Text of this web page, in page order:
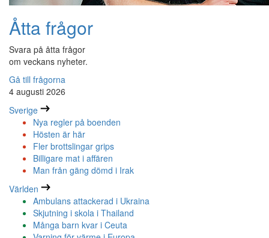
Åtta frågor
Svara på åtta frågor
om veckans nyheter.
Gå till frågorna
4 augusti 2026
Sverige
Nya regler på boenden
Hösten är här
Fler brottslingar grips
Billigare mat i affären
Man från gäng dömd i Irak
Världen
Ambulans attackerad i Ukraina
Skjutning i skola i Thailand
Många barn kvar i Ceuta